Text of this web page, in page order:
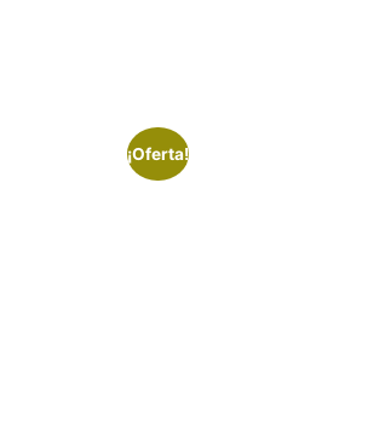
¡Oferta!